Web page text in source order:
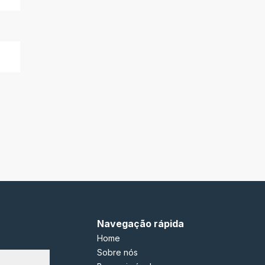
Navegação rápida
Home
Sobre nós